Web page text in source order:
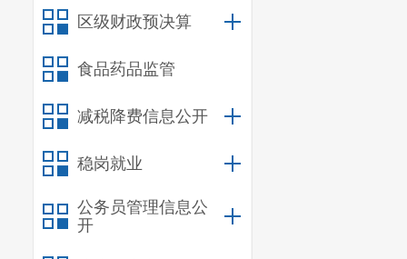
区级财政预决算
食品药品监管
减税降费信息公开
稳岗就业
公务员管理信息公
开